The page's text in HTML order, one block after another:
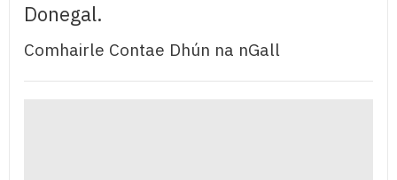
Donegal.
Comhairle Contae Dhún na nGall